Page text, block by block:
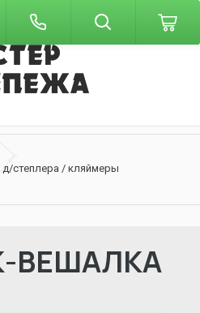
степлера / кляймеры
ВЕШАЛКА